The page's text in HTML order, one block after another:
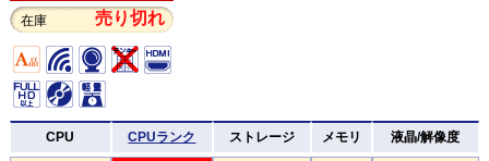
在庫 売り切れ
CPU CPUランク ストレージ メモリ 液晶/解像度